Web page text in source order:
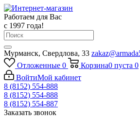
Работаем для Вас
с 1997 года!
Мурманск, Свердлова, 33
Отложенные 0 Корзина0 пуста 0
ВойтиМой кабинет
8 (8152) 554-888
8 (8152) 554-888
8 (8152) 554-887
Заказать звонок